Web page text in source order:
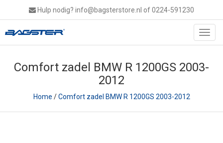
Hulp nodig? info@bagsterstore.nl of 0224-591230
Comfort zadel BMW R 1200GS 2003-
2012
Home /Comfort zadel BMW R 1200GS 2003-2012